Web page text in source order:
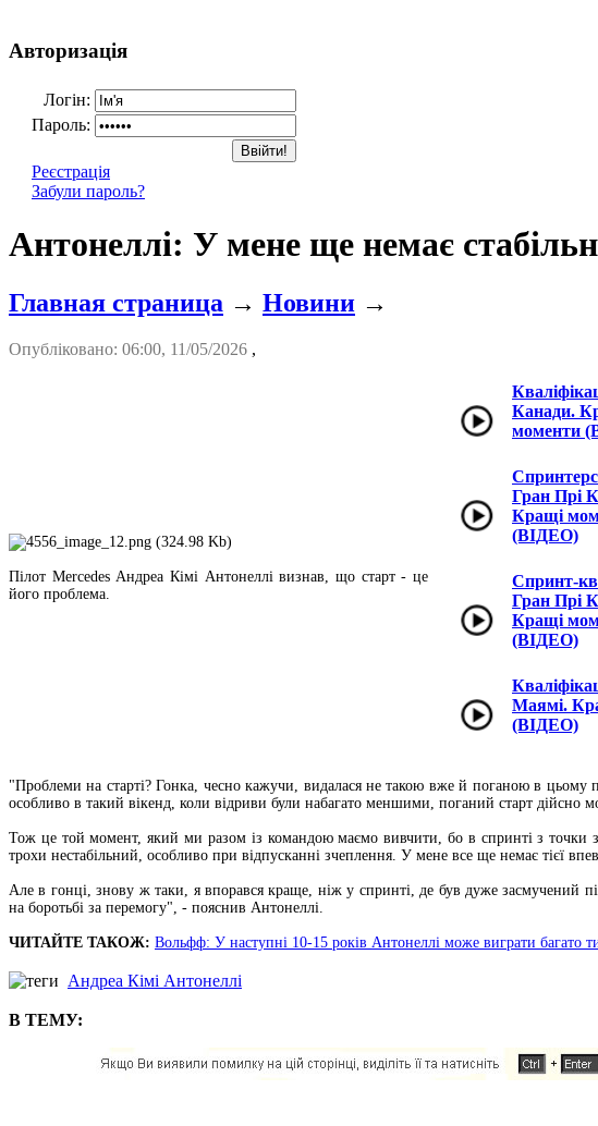
Авторизація
Логін:
Пароль:
Реєстрація
Забули пароль?
Антонеллі: У мене ще немає
Главная страница → Новини →
Опубліковано: 06:00, 11/05/2026 ,
Пілот Mercedes Андреа Кімі Антонеллі визнав, що старт - це
його проблема.
Канади.
моменти
Гран Прі
Кращі
(ВІДЕО)
Спринт-
Гран Прі
Кращі
(ВІДЕО)
Маямі.
(ВІДЕО)
"Проблеми на старті? Гонка, чесно кажучи, видалася не такою вже й поганою в цьому
особливо в такий вікенд, коли відриви були набагато меншими, поганий старт дійсно
Тож це той момент, який ми разом із командою маємо вивчити, бо в спринті з точки
трохи нестабільний, особливо при відпусканні зчеплення. У мене все ще немає тієї
Але в гонці, знову ж таки, я впорався краще, ніж у спринті, де був дуже засмучений
на боротьбі за перемогу", - пояснив Антонеллі.
ЧИТАЙТЕ ТАКОЖ: Вольфф: У наступні 10-15 років Антонеллі може виграти багато
Андреа Кімі Антонеллі
В ТЕМУ: